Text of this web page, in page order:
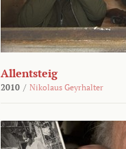
Allentsteig
2010 / Nikolaus Geyrhalter